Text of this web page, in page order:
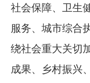
社会保障、卫生
服务、城市综合
绕社会重大关切
成果、乡村振兴